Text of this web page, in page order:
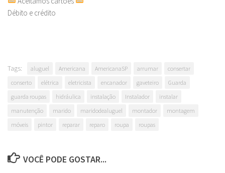
Débito e crédito
Tags: aluguel Americana AmericanaSP arrumar
consertar
conserto
elétrica eletricista encanador gaveteiro
Guarda
guarda roupas
hidráulica instalação Instalador
instalar
manutenção
marido maridodealuguel montador
montagem
móveis
pintor reparar reparo roupa roupas
VOCÊ PODE GOSTAR...